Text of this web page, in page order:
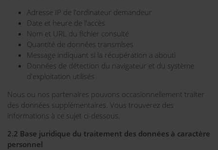
Adresse IP de l'ordinateur demandeur
Date et heure de l'accès
Nom et URL du fichier consulté
Quantité de données transmises
Message indiquant si la récupération a abouti
Données de détection du navigateur et du système
d'exploitation utilisés
Nous ou nos partenaires pouvons occasionnellement traiter
des données supplémentaires. Vous trouverez des
informations à ce sujet ci-dessous.
2.2 Base juridique du traitement des données à caractère
personnel